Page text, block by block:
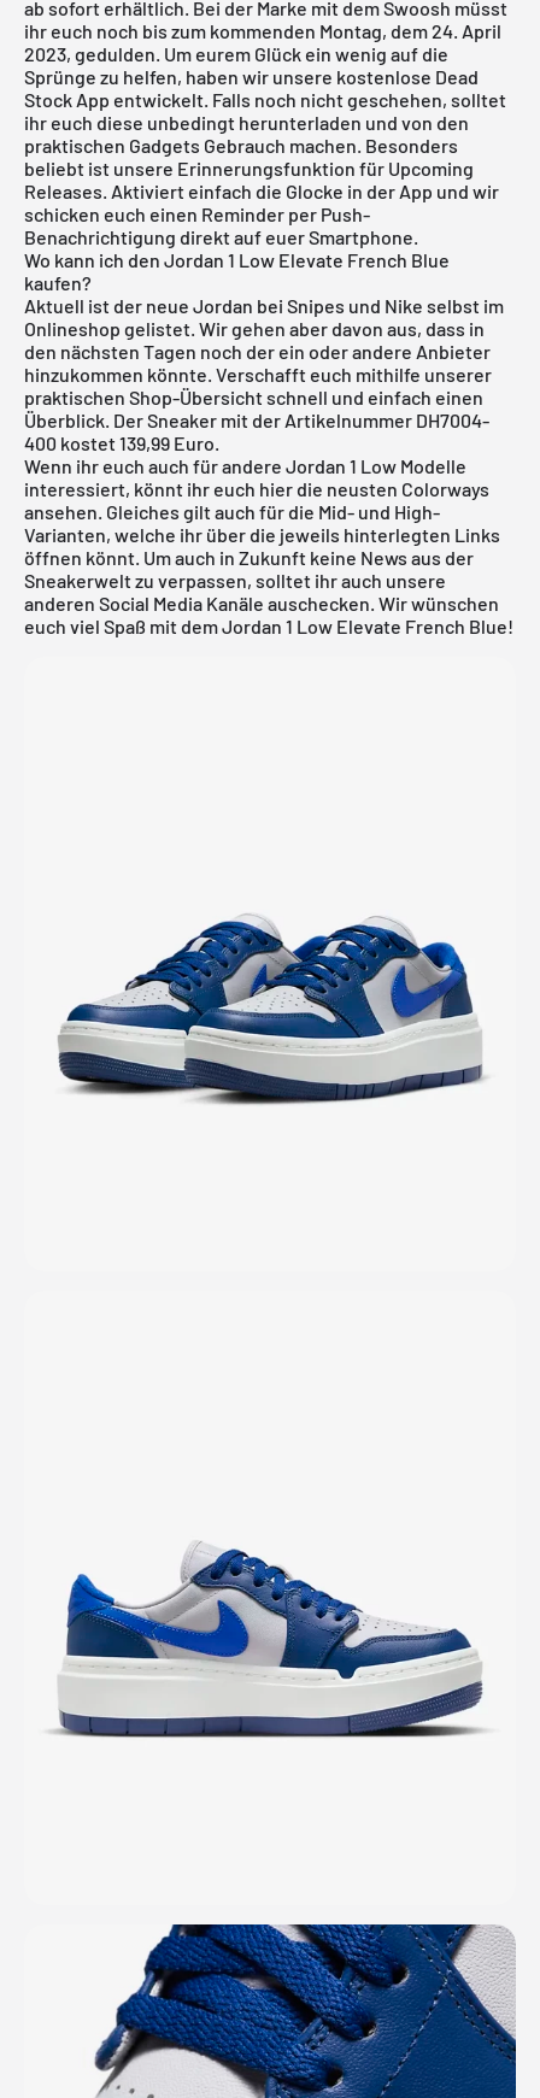
ab sofort erhältlich. Bei der Marke mit dem Swoosh müsst
ihr euch noch bis zum kommenden Montag, dem 24. April
2023, gedulden. Um eurem Glück ein wenig auf die
Sprünge zu helfen, haben wir unsere kostenlose Dead
Stock App entwickelt. Falls noch nicht geschehen, solltet
ihr euch diese unbedingt herunterladen und von den
praktischen Gadgets Gebrauch machen. Besonders
beliebt ist unsere Erinnerungsfunktion für Upcoming
Releases. Aktiviert einfach die Glocke in der App und wir
schicken euch einen Reminder per Push-
Benachrichtigung direkt auf euer Smartphone.
Wo kann ich den Jordan 1 Low Elevate French Blue
kaufen?
Aktuell ist der neue Jordan bei Snipes und Nike selbst im
Onlineshop gelistet. Wir gehen aber davon aus, dass in
den nächsten Tagen noch der ein oder andere Anbieter
hinzukommen könnte. Verschafft euch mithilfe unserer
praktischen Shop-Übersicht schnell und einfach einen
Überblick. Der Sneaker mit der Artikelnummer DH7004-
400 kostet 139,99 Euro.
Wenn ihr euch auch für andere Jordan 1 Low Modelle
interessiert, könnt ihr euch hier die neusten Colorways
ansehen. Gleiches gilt auch für die Mid- und High-
Varianten, welche ihr über die jeweils hinterlegten Links
öffnen könnt. Um auch in Zukunft keine News aus der
Sneakerwelt zu verpassen, solltet ihr auch unsere
anderen Social Media Kanäle auschecken. Wir wünschen
euch viel Spaß mit dem Jordan 1 Low Elevate French Blue!